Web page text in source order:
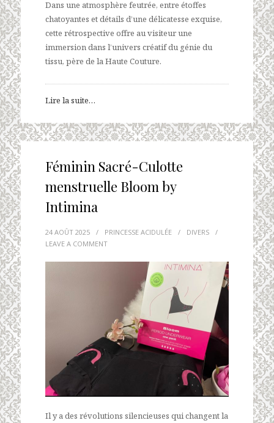
Dans une atmosphère feutrée, entre étoffes
chatoyantes et détails d’une délicatesse exquise,
cette rétrospective offre au visiteur une
immersion dans l’univers créatif du génie du
tissu, père de la Haute Couture.
Lire la suite…
Féminin Sacré-Culotte
menstruelle Bloom by
Intimina
24 AOÛT 2025 / PRINCESSE ACIDULÉE / DIVERS
/
LEAVE A COMMENT
Il y a des révolutions silencieuses qui changent la